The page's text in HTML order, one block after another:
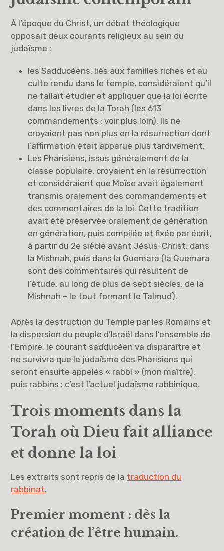
À l’époque du Christ, un débat théologique
opposait deux courants religieux au sein du
judaïsme :
les Sadducéens, liés aux familles riches et au
culte rendu dans le temple, considéraient qu’il
ne fallait étudier et appliquer que la loi écrite
dans les livres de la Torah (les 613
commandements : voir plus loin). Ils ne
croyaient pas non plus en la résurrection dont
l’affirmation était apparue plus tardivement.
Les Pharisiens, issus généralement de la
classe populaire, croyaient en la résurrection
et considéraient que Moïse avait également
transmis oralement des commandements et
des commentaires de la loi. Cette tradition
avait été préservée oralement de génération
en génération, puis compilée et fixée par écrit,
à partir du 2e siècle avant Jésus-Christ, dans
la Mishnah, puis dans la Guemara (la Guemara
sont des commentaires qui résultent de
l’étude, au long de plus de sept siècles, de la
Mishnah – le tout formant le Talmud).
Après la destruction du Temple par les Romains et
la dispersion du peuple d’Israël dans l’ensemble de
l’Empire, le courant sadducéen va disparaître et
ne survivra que le judaïsme des Pharisiens qui
seront ensuite appelés « rabbi » (mon maître),
puis rabbins : c’est l’actuel judaïsme rabbinique.
Trois moments dans la
Torah où Dieu fait alliance
et donne la loi
Les extraits sont repris de la traduction du
rabbinat.
Premier moment : dès la
création de l’être humain.